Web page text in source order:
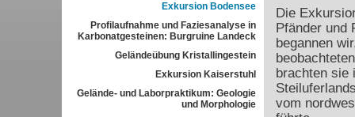
Exkursion Bodensee
Profilaufnahme und Faziesanalyse in
Karbonatgesteinen: Burgruine Landeck
Geländeübung Kristallingestein
Exkursion Kaiserstuhl
Gelände- und Laborpraktikum: Geologie
und Morphologie
Die
Pfänder und
begannen
brachten sie
vom